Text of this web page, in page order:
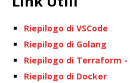
Riepilogo di VSCode
Riepilogo di Golang
Riepilogo di Terraform
Riepilogo di Docker